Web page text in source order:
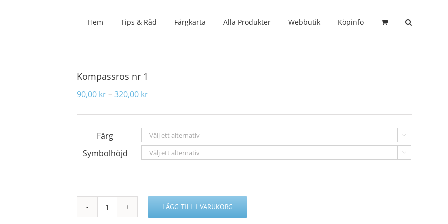
Hem Tips & Råd Färgkarta Alla Produkter Webbutik Köpinfo
Kompassros nr 1
90,00 kr–320,00 krPrisintervall:
320,00 kr
Färg 
Symbolhöjd 
Kompassros
LÄGG TILL I VARUKORG